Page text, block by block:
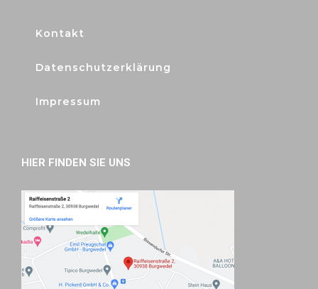
Kontakt
Datenschutzerklärung
Impressum
HIER FINDEN SIE UNS